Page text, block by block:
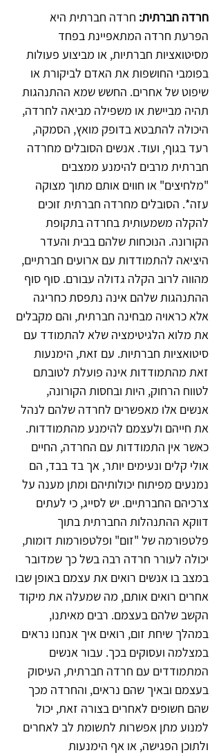
חרדה חברתית: חרדה חברתית היא
הפרעת חרדה המתאפיינת בפחד
מסיטואציות חברתיות, או מביצוע פעולות
בפומבי החושפות את האדם לביקורת או
שיפוט של אחרים. החשש שמא ההתנהגות
תהיה מביישת או משפילה מביאה לחרדה,
היכולה להתבטא בדופק מואץ, הסמקה,
רעד בגוף, ועוד. אנשים הסובלים מחרדה
חברתית מרבים להימנע ממצבים
"מלחיצים" או חווים אותם מתוך מצוקה
עזה*. הסובלים מחרדה חברתית זוכים
להקלה משמעותית בחרדה בתקופת
הקורונה. הנוכחות שלהם בבית והעדר
היציאה להתמודדות עם ארועים חברתיים,
מהווה לרוב הקלה גדולה עבורם. סוף סוף
ההתנהגות שלהם אינה נתפסת כחריגה
אלא כראויה מבחינה חברתית, והם מקבלים
את מלוא הלגיטימציה שלא להתמודד עם
סיטואציות חברתיות. עם זאת, הימנעות
זאת מהתמודדות אינה פועלת לטובתם
לטווח הרחוק, היות ובחסות הקורונה,
אנשים אלו מאפשרים לחרדה שלהם לנהל
את חייהם ולעצמם להימנע מהתמודדות.
כאשר אין התמודדות עם החרדה, החיים
אולי קלים ונעימים יותר, אך בד בבד, הם
נמנעים מפיתוח יכולותיהם ומתן מענה על
צרכיהם החברתיים. יש לסייג, כי לעתים
דווקא ההתנהלות החברתית בתוך
פלטפורמה של "זום" ופלטפורמות דומות,
יכולה לעורר חרדה רבה בשל כך שמדובר
במצב בו אנשים רואים את עצמם באופן שבו
אחרים רואים אותם, מה שמעלה את מיקוד
הקשב שלהם בעצמם. רבים מאיתנו,
במהלך שיחת זום, רואים איך אנחנו נראים
במצלמה ועסוקים בכך. עבור אנשים
המתמודדים עם חרדה חברתית, העיסוק
בעצמם ובאיך שהם נראים, והחרדה מכך
שהם חשופים לאחרים בצורה זאת, יכול
למנוע מתן אפשרות לתשומת לב לאחרים
ולתוכן הפגישה, או אף הימנעות